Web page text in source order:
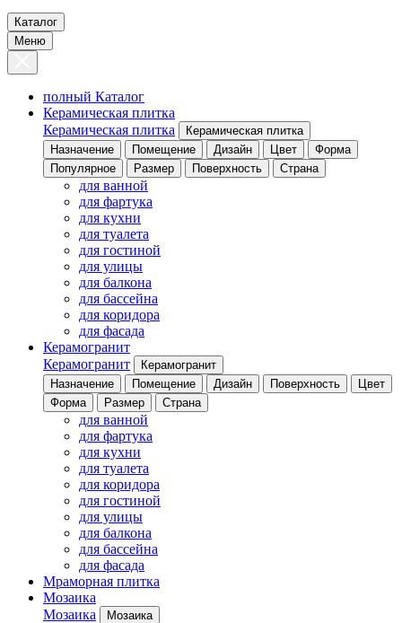
Каталог
Меню
полный Каталог
Керамическая плитка
Керамическая плитка
Керамическая плитка
Назначение
Помещение Дизайн Цвет
Форма
Популярное
Размер Поверхность Страна
для ванной
для фартука
для кухни
для туалета
для гостиной
для улицы
для балкона
для бассейна
для коридора
для фасада
Керамогранит
Керамогранит
Керамогранит
Назначение
Помещение Дизайн Поверхность
Цвет
Форма
Размер Страна
для ванной
для фартука
для кухни
для туалета
для коридора
для гостиной
для улицы
для балкона
для бассейна
для фасада
Мраморная плитка
Мозаика
Мозаика
Мозаика